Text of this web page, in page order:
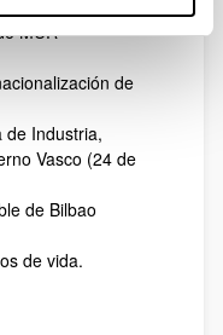
MUR
de
de Industria,
Vasco (24 de
de Bilbao
de vida.